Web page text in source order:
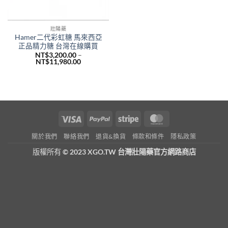
壯陽藥
Hamer二代彩虹糖 馬來西亞
正品精力糖 台灣在線購買
NT$3,200.00 –
NT$11,980.00價
NT$11,980.00
Visa PayPal Stripe
關於我們 聯絡我們 退貨&換貨 條款和條件 隱私政策
版權所有© 2023 XGO.TW 台灣壯陽藥官方網路商店